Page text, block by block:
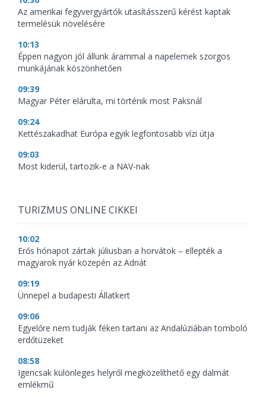
Az amerikai fegyvergyártók utasításszerű kérést kaptak
termelésük növelésére
10:13
Éppen nagyon jól állunk árammal a napelemek szorgos
munkájának köszönhetően
09:39
Magyar Péter elárulta, mi történik most Paksnál
09:24
Kettészakadhat Európa egyik legfontosabb vízi útja
09:03
Most kiderül, tartozik-e a NAV-nak
TURIZMUS ONLINE CIKKEI
10:02
Erős hónapot zártak júliusban a horvátok – ellepték a
magyarok nyár közepén az Adriát
09:19
Ünnepel a budapesti Állatkert
09:06
Egyelőre nem tudják féken tartani az Andalúziában tomboló
erdőtüzeket
08:58
Igencsak különleges helyről megközelíthető egy dalmát
emlékmű